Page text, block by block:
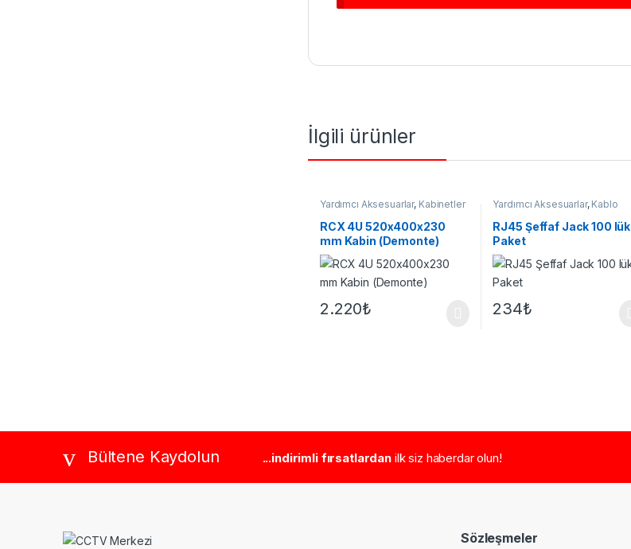
İlgili ürünler
Yardımcı Aksesuarlar, Kabinetler
RCX 4U 520x400x230
mm Kabin (Demonte)
2.220₺
Yardımcı Aksesuarlar, Kablo
RJ45 Şeffaf Jack 100 lük
Paket
234₺
Brands CarouselBültene Kaydolun ...indirimli fırsatlardan ilk siz haberdar olun!
Sözleşmeler